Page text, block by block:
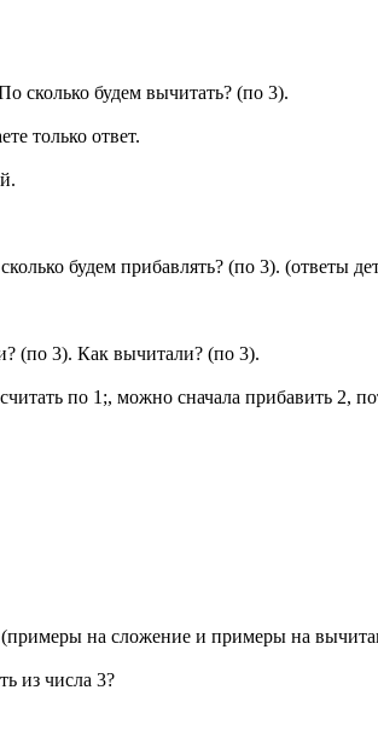
сколько будем вычитать? (по 3).
только ответ.
будем прибавлять? (по 3). (ответы
(по 3). Как вычитали? (по 3).
по 1;, можно сначала прибавить 2,
на сложение и примеры на
из числа 3?